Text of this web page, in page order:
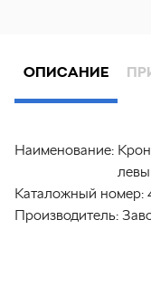
ОПИСАНИЕ
Наименование:
Каталожный номер:
Производитель: